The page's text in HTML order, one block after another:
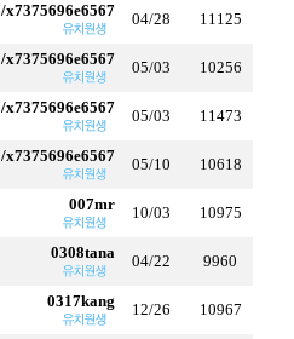
/x7375696e6567 04/28 11125
/x7375696e6567 05/03 10256
/x7375696e6567 05/03 11473
/x7375696e6567 05/10 10618
007mr 10/03 10975
0308tana 04/22 9960
0317kang 12/26 10967